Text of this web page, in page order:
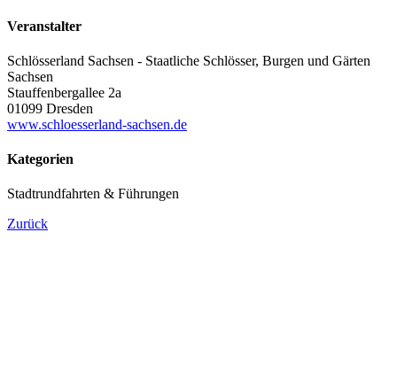
Veranstalter
Schlösserland Sachsen - Staatliche Schlösser, Burgen und Gärten
Sachsen
Stauffenbergallee 2a
01099 Dresden
www.schloesserland-sachsen.de
Kategorien
Stadtrundfahrten & Führungen
Zurück